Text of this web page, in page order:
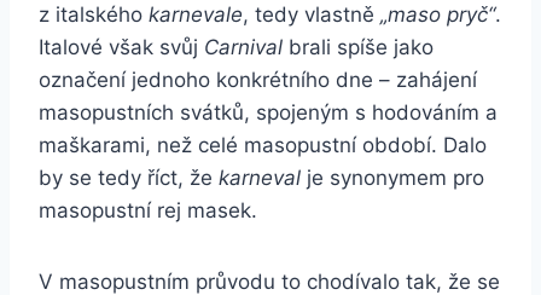
z italského karnevale, tedy vlastně „maso pryč“.
Italové však svůj Carnival brali spíše jako
označení jednoho konkrétního dne – zahájení
masopustních svátků, spojeným s hodováním a
maškarami, než celé masopustní období. Dalo
by se tedy říct, že karneval je synonymem pro
masopustní rej masek.
V masopustním průvodu to chodívalo tak, že se